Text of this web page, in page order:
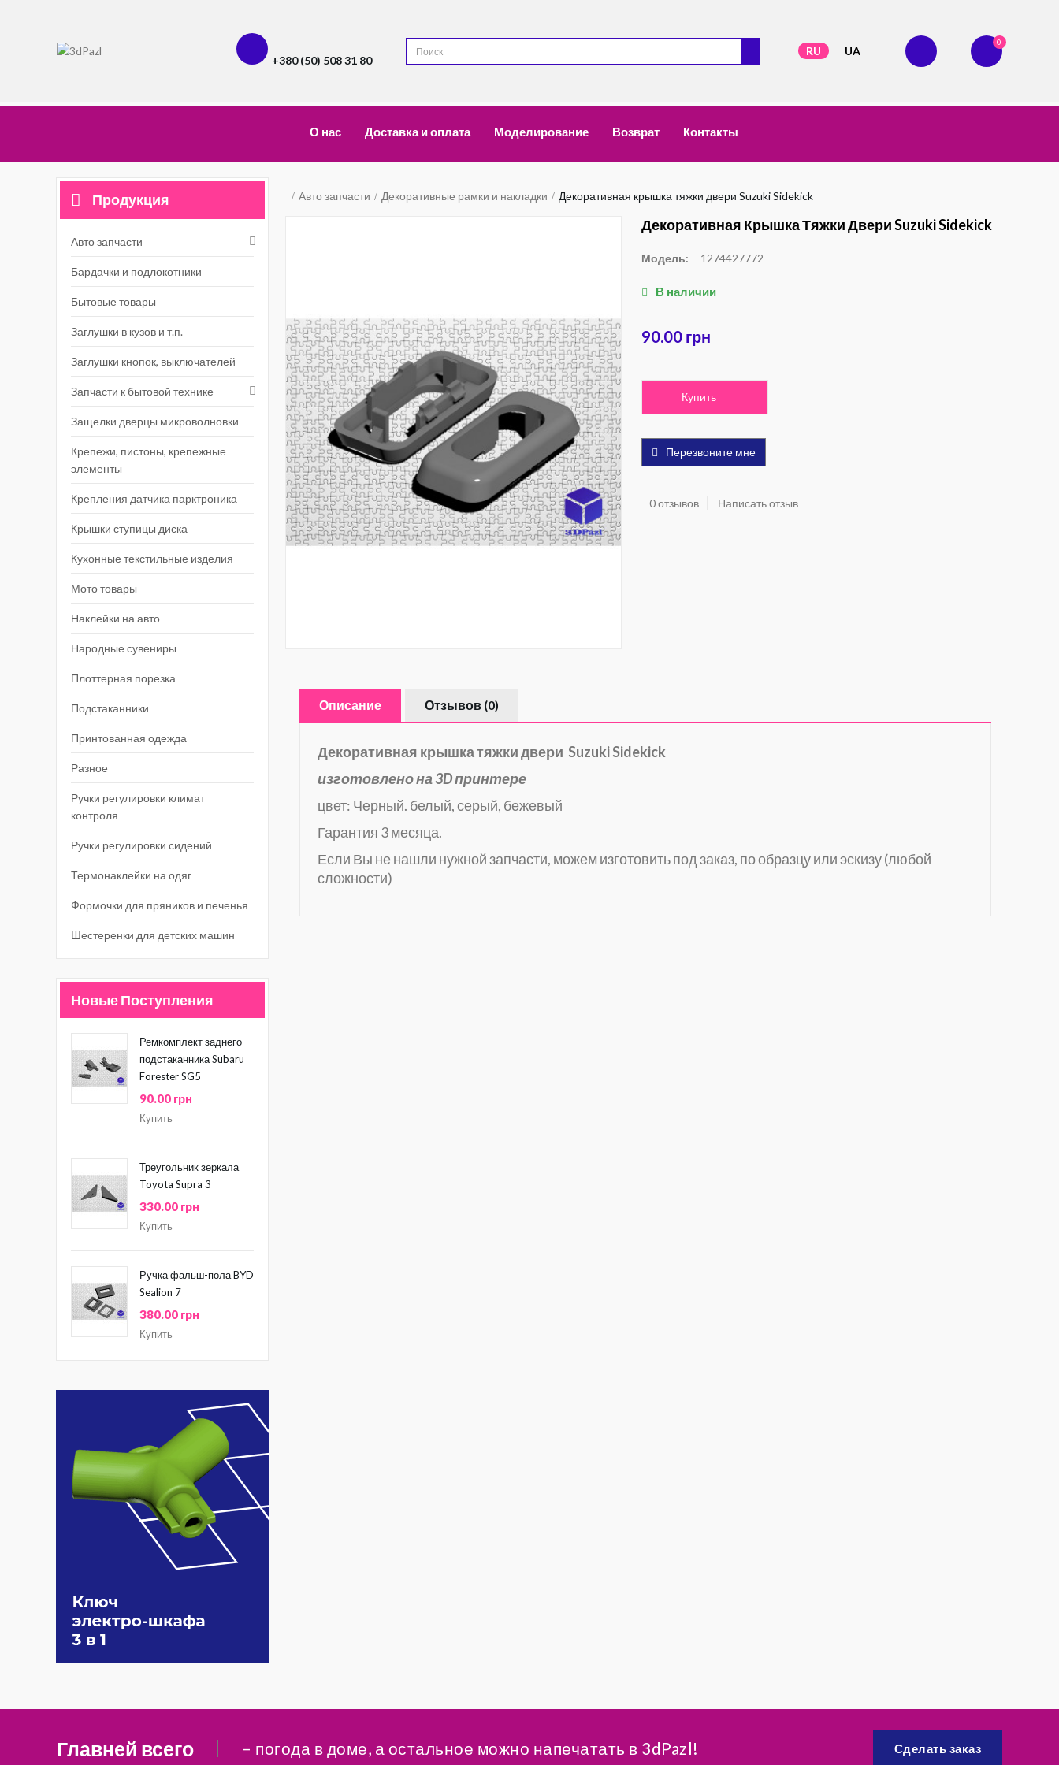
+380 (50) 508 31 80
RU UA
0
О нас Доставка и оплата Моделирование Возврат Контакты
Продукция
Авто запчасти
Бардачки и подлокотники
Бытовые товары
Заглушки в кузов и т.п.
Заглушки кнопок, выключателей
Запчасти к бытовой технике
Защелки дверцы микроволновки
Крепежи, пистоны, крепежные
элементы
Крепления датчика парктроника
Крышки ступицы диска
Кухонные текстильные изделия
Мото товары
Наклейки на авто
Народные сувениры
Плоттерная порезка
Подстаканники
Принтованная одежда
Разное
Ручки регулировки климат
контроля
Ручки регулировки сидений
Термонаклейки на одяг
Формочки для пряников и печенья
Шестеренки для детских машин
Новые Поступления
Ремкомплект заднего
подстаканника Subaru
Forester SG5
90.00 грн
Купить
Треугольник зеркала
Toyota Supra 3
330.00 грн
Купить
Ручка фальш-пола BYD
Sealion 7
380.00 грн
Купить
Авто запчасти Декоративные рамки и накладки Декоративная крышка тяжки двери Suzuki Sidekick
Декоративная Крышка Тяжки Двери Suzuki Sidekick
Модель: 1274427772
В наличии
90.00 грн
Купить
Перезвоните мне
0 отзывов Написать отзыв
Описание Отзывов (0)
Декоративная крышка тяжки двери Suzuki Sidekick
изготовлено на 3D принтере
цвет: Черный. белый, серый, бежевый
Гарантия 3 месяца.
Если Вы не нашли нужной запчасти, можем изготовить под заказ, по образцу или эскизу (любой
сложности)
Главней всего – погода в доме, а остальное можно напечатать в 3dPazl! Сделать заказ